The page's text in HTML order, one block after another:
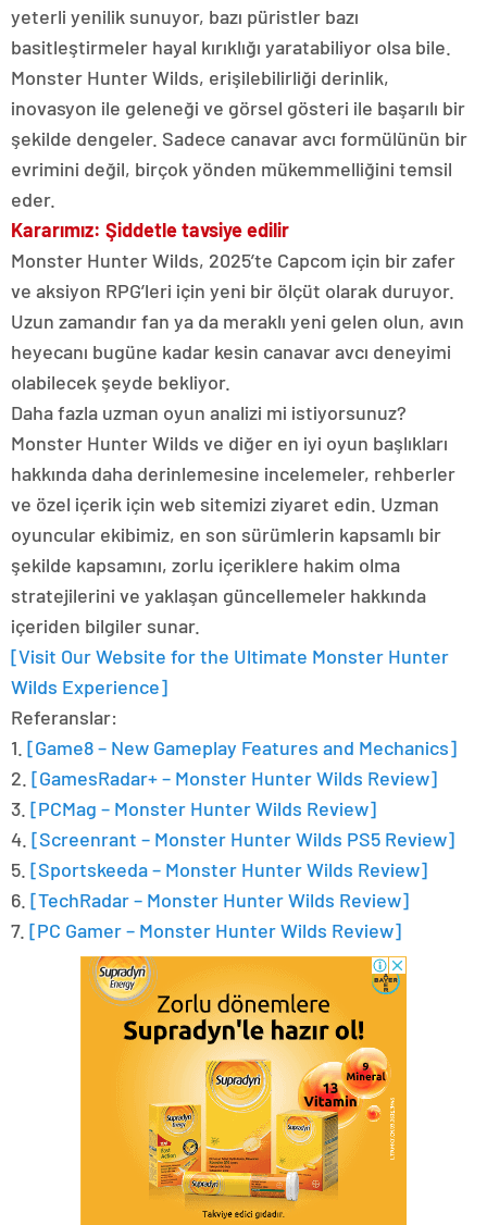
yeterli yenilik sunuyor, bazı püristler bazı
basitleştirmeler hayal kırıklığı yaratabiliyor olsa bile.
Monster Hunter Wilds, erişilebilirliği derinlik,
inovasyon ile geleneği ve görsel gösteri ile başarılı bir
şekilde dengeler. Sadece canavar avcı formülünün bir
evrimini değil, birçok yönden mükemmelliğini temsil
eder.
Kararımız: Şiddetle tavsiye edilir
Monster Hunter Wilds, 2025’te Capcom için bir zafer
ve aksiyon RPG’leri için yeni bir ölçüt olarak duruyor.
Uzun zamandır fan ya da meraklı yeni gelen olun, avın
heyecanı bugüne kadar kesin canavar avcı deneyimi
olabilecek şeyde bekliyor.
Daha fazla uzman oyun analizi mi istiyorsunuz?
Monster Hunter Wilds ve diğer en iyi oyun başlıkları
hakkında daha derinlemesine incelemeler, rehberler
ve özel içerik için web sitemizi ziyaret edin. Uzman
oyuncular ekibimiz, en son sürümlerin kapsamlı bir
şekilde kapsamını, zorlu içeriklere hakim olma
stratejilerini ve yaklaşan güncellemeler hakkında
içeriden bilgiler sunar.
[Visit Our Website for the Ultimate Monster Hunter
Wilds Experience]
Referanslar:
1. [Game8 – New Gameplay Features and Mechanics]
2. [GamesRadar+ – Monster Hunter Wilds Review]
3. [PCMag – Monster Hunter Wilds Review]
4. [Screenrant – Monster Hunter Wilds PS5 Review]
5. [Sportskeeda – Monster Hunter Wilds Review]
6. [TechRadar – Monster Hunter Wilds Review]
7. [PC Gamer – Monster Hunter Wilds Review]